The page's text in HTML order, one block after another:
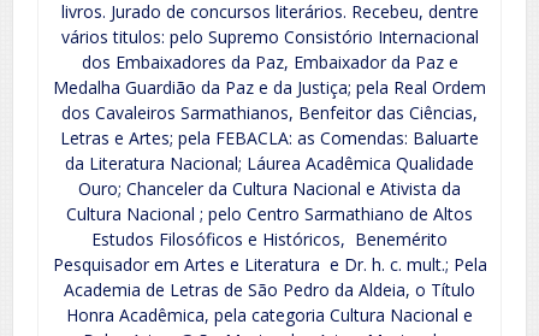
livros. Jurado de concursos literários. Recebeu, dentre
vários titulos: pelo Supremo Consistório Internacional
dos Embaixadores da Paz, Embaixador da Paz e
Medalha Guardião da Paz e da Justiça; pela Real Ordem
dos Cavaleiros Sarmathianos, Benfeitor das Ciências,
Letras e Artes; pela FEBACLA: as Comendas: Baluarte
da Literatura Nacional; Láurea Acadêmica Qualidade
Ouro; Chanceler da Cultura Nacional e Ativista da
Cultura Nacional ; pelo Centro Sarmathiano de Altos
Estudos Filosóficos e Históricos, Benemérito
Pesquisador em Artes e Literatura e Dr. h. c. mult.; Pela
Academia de Letras de São Pedro da Aldeia, o Título
Honra Acadêmica, pela categoria Cultura Nacional e